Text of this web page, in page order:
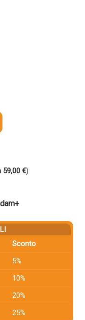
59,00 €)
Sconto
5%
10%
20%
25%